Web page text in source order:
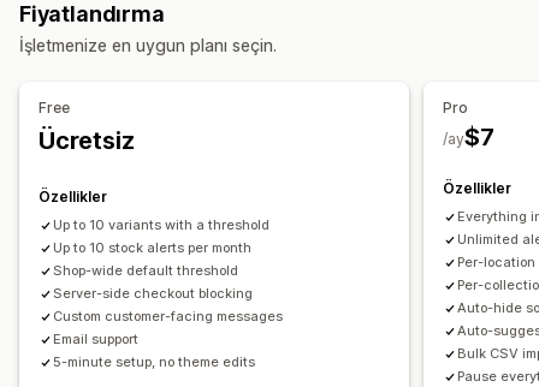
Envanter planlama
Yenileme hatırlatıcıları
E-posta bildirimleri
Fiyatlandırma
İşletmenize en uygun planı seçin.
Free
Ücretsiz
Özellikler
Up to 10 variants with a threshold
Up to 10 stock alerts per month
Shop-wide default threshold
Server-side checkout blocking
Custom customer-facing messages
Email support
5-minute setup, no theme edits
Pro
$7
/ay
Özellikler
Everything
Unlimited
Per-
Per-
Auto-hide
Auto-
Bulk CSV
Pause